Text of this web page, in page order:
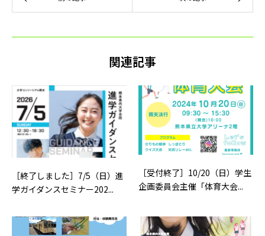
関連記事
［終了しました］7/5（日）進
学ガイダンスセミナー202...
［受付終了］10/20（日）学生
企画委員会主催「体育大会...